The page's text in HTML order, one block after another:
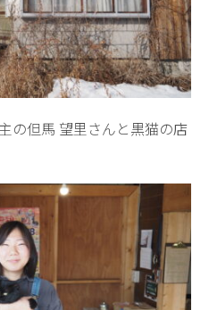
の但馬 望里さんと黒猫の店